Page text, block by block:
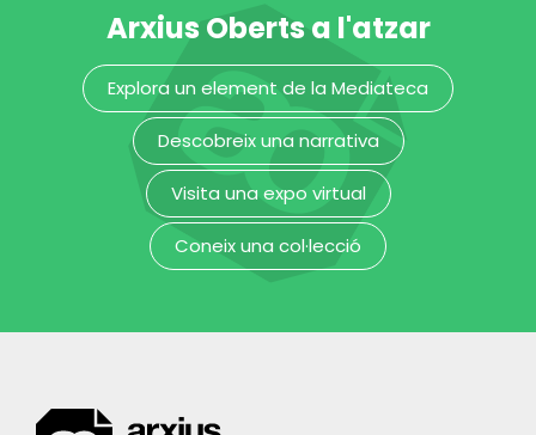
Arxius Oberts a l'atzar
Explora un element de la Mediateca
Descobreix una narrativa
Visita una expo virtual
Coneix una col·lecció